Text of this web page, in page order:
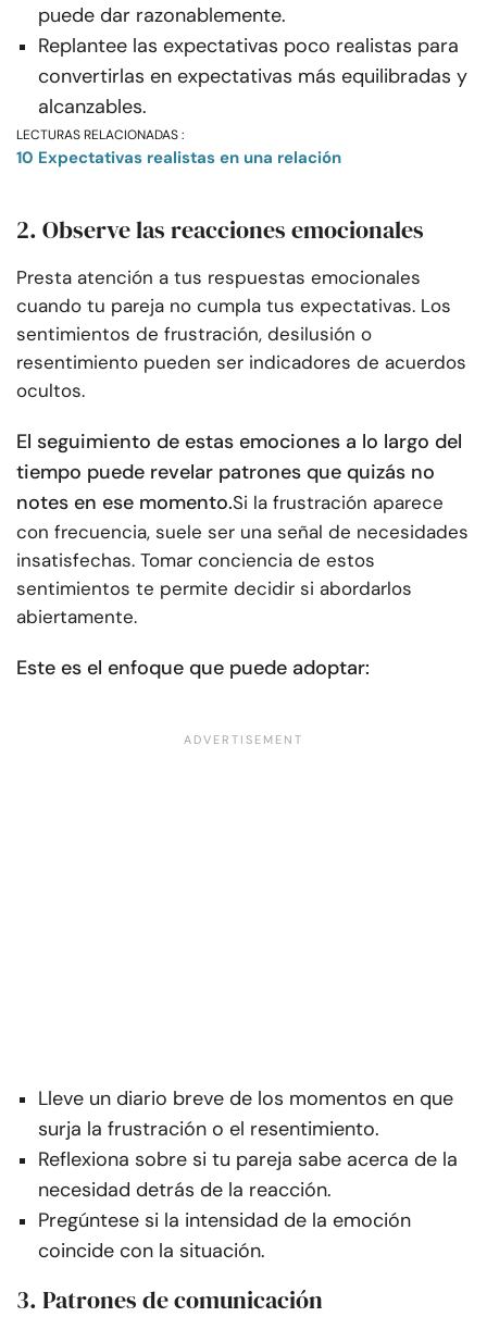
puede dar razonablemente.
Replantee las expectativas poco realistas para
convertirlas en expectativas más equilibradas y
alcanzables.
LECTURAS RELACIONADAS :
10 Expectativas realistas en una relación
2. Observe las reacciones emocionales
Presta atención a tus respuestas emocionales
cuando tu pareja no cumpla tus expectativas. Los
sentimientos de frustración, desilusión o
resentimiento pueden ser indicadores de acuerdos
ocultos.
El seguimiento de estas emociones a lo largo del
tiempo puede revelar patrones que quizás no
notes en ese momento.Si la frustración aparece
con frecuencia, suele ser una señal de necesidades
insatisfechas. Tomar conciencia de estos
sentimientos te permite decidir si abordarlos
abiertamente.
Este es el enfoque que puede adoptar:
Lleve un diario breve de los momentos en que
surja la frustración o el resentimiento.
Reflexiona sobre si tu pareja sabe acerca de la
necesidad detrás de la reacción.
Pregúntese si la intensidad de la emoción
coincide con la situación.
3. Patrones de comunicación